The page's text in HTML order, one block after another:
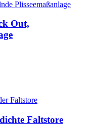
Out,
Faltstore